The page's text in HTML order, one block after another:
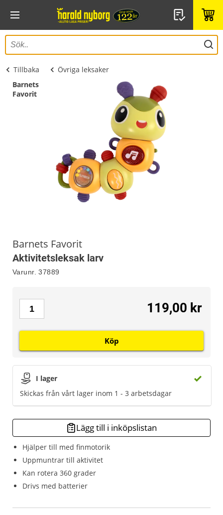
Tillbaka
Övriga leksaker
Barnets
Favorit
Barnets Favorit
Aktivitetsleksak larv
Varunr. 37889
Hjälper till med finmotorik
Uppmuntrar till aktivitet
Kan rotera 360 grader
Drivs med batterier
I lager
Skickas från vårt lager inom 1 - 3 arbetsdagar
119,00 kr
Köp
Lägg till i inköpslistan